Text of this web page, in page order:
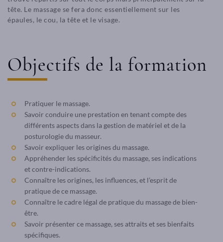
tête. Le massage se fera donc essentiellement sur les
épaules, le cou, la tête et le visage.
Objectifs de la formation
Pratiquer le massage.
Savoir conduire une prestation en tenant compte des
différents aspects dans la gestion de matériel et de la
posturologie du masseur.
Savoir expliquer les origines du massage.
Appréhender les spécificités du massage, ses indications
et contre-indications.
Connaître les origines, les influences, et l’esprit de
pratique de ce massage.
Connaître le cadre légal de pratique du massage de bien-
être.
Savoir présenter ce massage, ses attraits et ses bienfaits
spécifiques.